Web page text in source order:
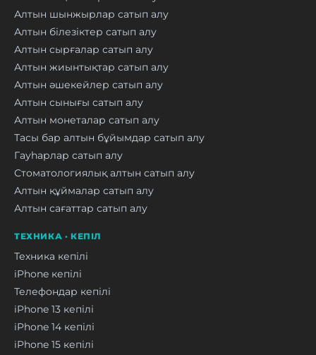
Алтын шынжырлар сатып алу
Алтын білезіктер сатып алу
Алтын сырғалар сатып алу
Алтын жиынтықтар сатып алу
Алтын әшекейлер сатып алу
Алтын сынығы сатып алу
Алтын монеталар сатып алу
Тасы бар алтын бұйымдар сатып алу
Гауһарлар сатып алу
Стоматологиялық алтын сатып алу
Алтын құймалар сатып алу
Алтын сағаттар сатып алу
ТЕХНИКА · КЕПІЛ
Техника кепілі
iPhone кепілі
Телефондар кепілі
iPhone 13 кепілі
iPhone 14 кепілі
iPhone 15 кепілі